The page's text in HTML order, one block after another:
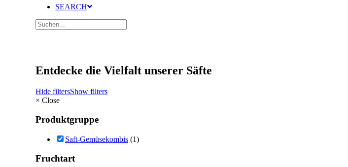
SEARCH
Entdecke die Vielfalt unserer Säfte
Hide filtersShow filters
× Close
Produktgruppe
Saft-Gemüsekombis (1)
Fruchtart